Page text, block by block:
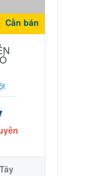
Cần bán
Tây